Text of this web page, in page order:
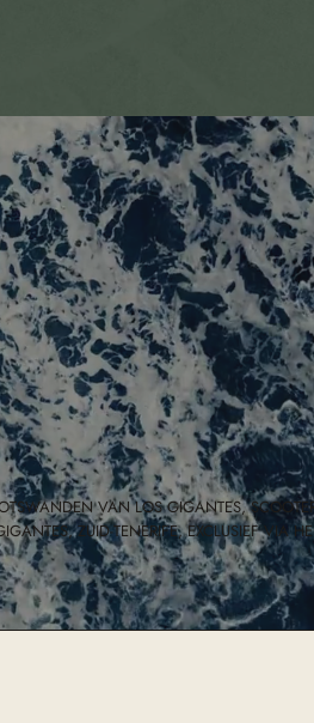
VAN LOS GIGANTES,
ZUID-TENERIFE, EXCLUSIEF VIA